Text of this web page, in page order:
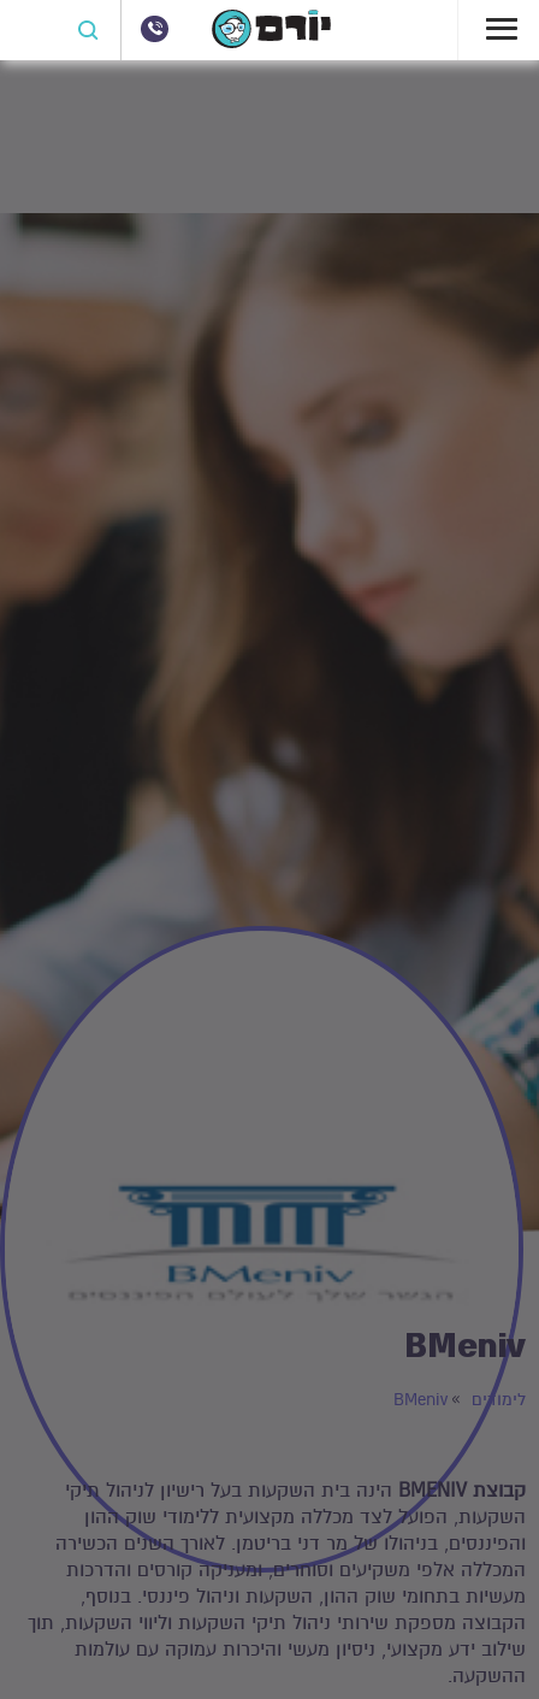
BMeniv
לימודים BMeniv
קבוצת BMENIV
הינה בית השקעות בעל רישיון לניהול תיקי
השקעות, הפועל לצד מכללה מקצועית ללימודי שוק ההון
והפיננסים, בניהולו של מר דני בריטמן. לאורך השנים הכשירה
המכללה אלפי משקיעים וסוחרים, ומעניקה קורסים והדרכות
מעשיות בתחומי שוק ההון, השקעות וניהול פיננסי. בנוסף,
הקבוצה מספקת שירותי ניהול תיקי השקעות וליווי השקעות, תוך
שילוב ידע מקצועי, ניסיון מעשי והיכרות עמוקה עם עולמות
ההשקעה.